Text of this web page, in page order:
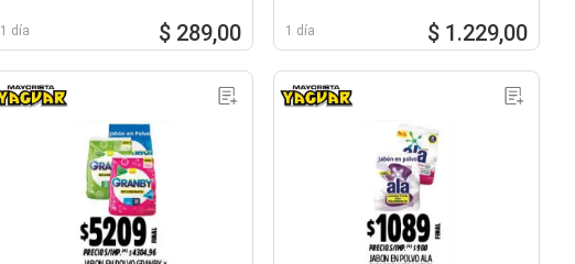
1 día $ 289,00 1 día $ 1.229,00